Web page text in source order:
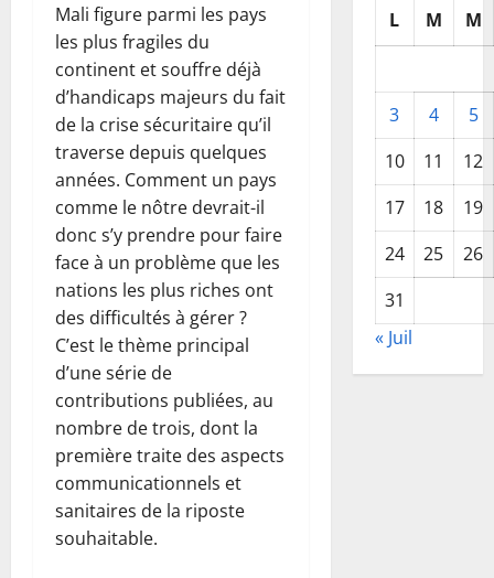
Mali figure parmi les pays
les plus fragiles du
continent et souffre déjà
d’handicaps majeurs du fait
de la crise sécuritaire qu’il
traverse depuis quelques
années. Comment un pays
comme le nôtre devrait-il
donc s’y prendre pour faire
face à un problème que les
nations les plus riches ont
des difficultés à gérer ?
C’est le thème principal
d’une série de
contributions publiées, au
nombre de trois, dont la
première traite des aspects
communicationnels et
sanitaires de la riposte
souhaitable.
L M M
3 4
5
10
11
12
17
18
19
24
25
26
31
« Juil